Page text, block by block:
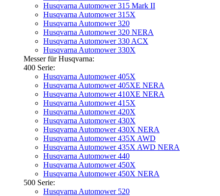
Husqvarna Automower 315 Mark II
Husqvarna Automower 315X
Husqvarna Automower 320
Husqvarna Automower 320 NERA
Husqvarna Automower 330 ACX
Husqvarna Automower 330X
Messer für Husqvarna:
400 Serie:
Husqvarna Automower 405X
Husqvarna Automower 405XE NERA
Husqvarna Automower 410XE NERA
Husqvarna Automower 415X
Husqvarna Automower 420X
Husqvarna Automower 430X
Husqvarna Automower 430X NERA
Husqvarna Automower 435X AWD
Husqvarna Automower 435X AWD NERA
Husqvarna Automower 440
Husqvarna Automower 450X
Husqvarna Automower 450X NERA
500 Serie:
Husqvarna Automower 520